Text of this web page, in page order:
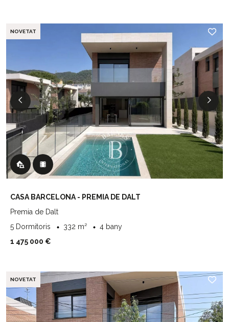
NOVETAT
CASA BARCELONA - PREMIA DE DALT
Premia de Dalt
5 Dormitoris
332 m²
4 bany
1 475 000 €
NOVETAT